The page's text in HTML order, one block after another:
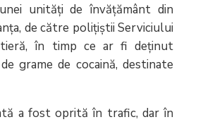
unități de învățământ din
de către polițiștii Serviciului
în timp ce ar fi deținut
grame de cocaină, destinate
a fost oprită în trafic, dar în